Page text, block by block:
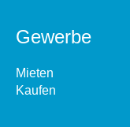
Gewerbe
Mieten
Kaufen